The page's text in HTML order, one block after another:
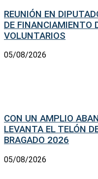
REUNIÓN EN
DE FINANCIAMIENTO
VOLUNTARIOS
05/08/2026
CON UN AMPLIO
LEVANTA EL TELÓN
BRAGADO 2026
05/08/2026